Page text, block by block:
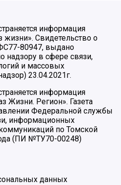
информация
жизни». Свидетельство о
80947, выдано
надзору в сфере связи,
и массовых
23.04.2021г.
информация
Жизни. Регион». Газета
Федеральной службы
информационных
по Томской
(ПИ №ТУ70-00248)
данных